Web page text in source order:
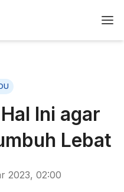
Ini agar
Lebat
2023, 02:00